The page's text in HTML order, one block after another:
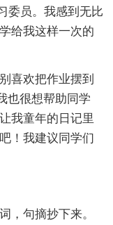
委员。我感到无比
给我这样一次的
喜欢把作业摆到
也很想帮助同学
我童年的日记里
！我建议同学们
，句摘抄下来。